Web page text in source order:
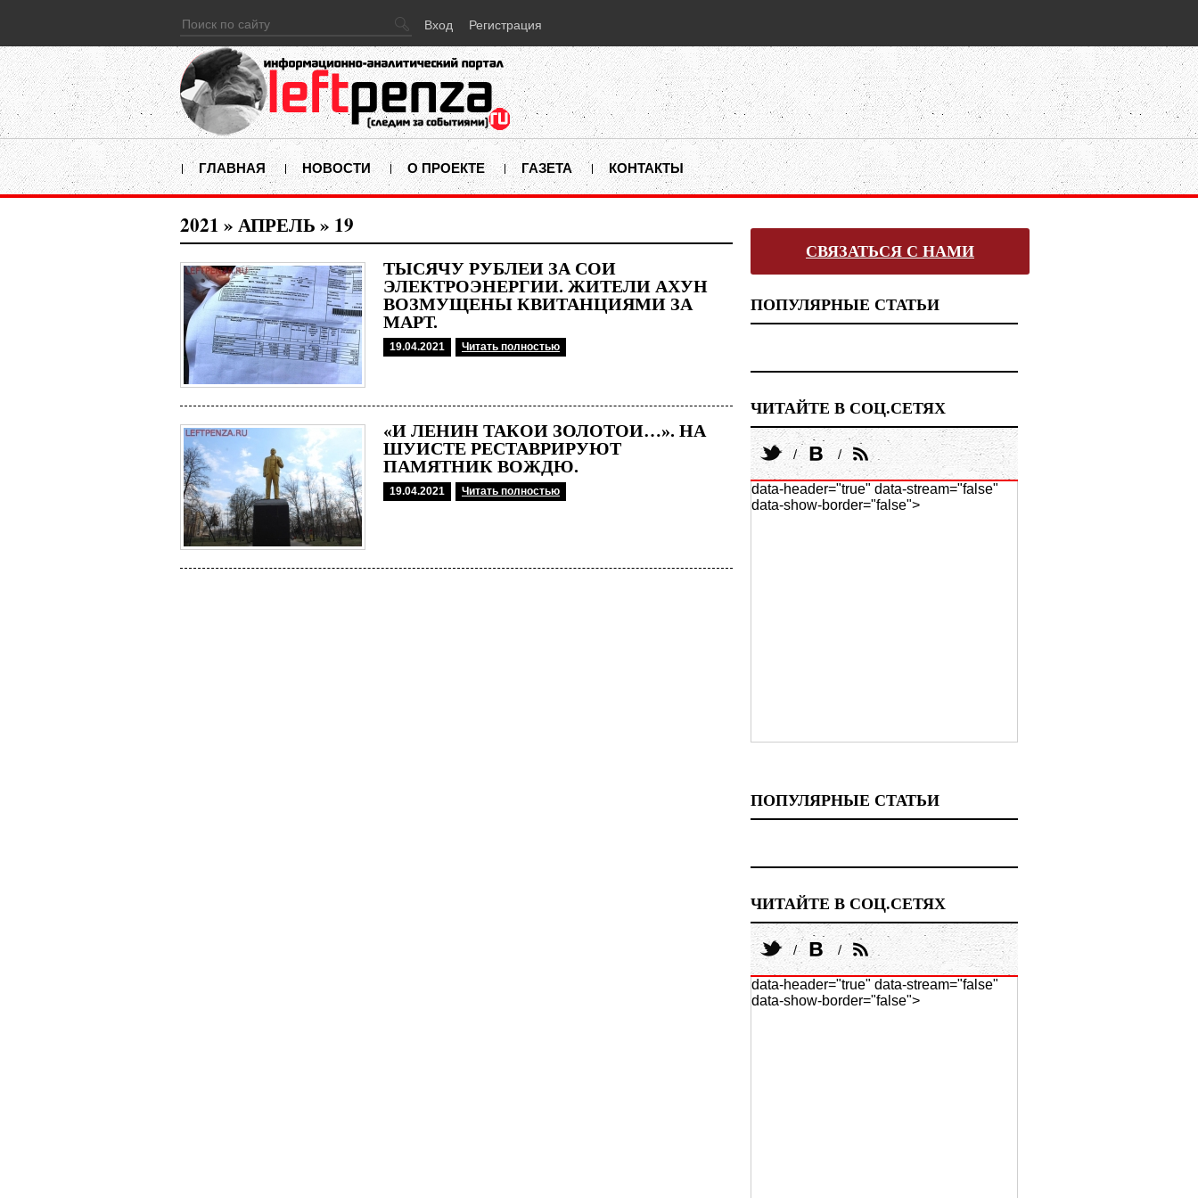
Вход Регистрация
ГЛАВНАЯ НОВОСТИ О ПРОЕКТЕ ГАЗЕТА КОНТАКТЫ
2021 » АПРЕЛЬ » 19
ТЫСЯЧУ РУБЛЕЙ ЗА СОИ
ЭЛЕКТРОЭНЕРГИИ. ЖИТЕЛИ АХУН
ВОЗМУЩЕНЫ КВИТАНЦИЯМИ ЗА
МАРТ.
19.04.2021 Читать полностью
«И ЛЕНИН ТАКОЙ ЗОЛОТОЙ…». НА
ШУИСТЕ РЕСТАВРИРУЮТ
ПАМЯТНИК ВОЖДЮ.
19.04.2021 Читать полностью
СВЯЗАТЬСЯ С НАМИ
ПОПУЛЯРНЫЕ СТАТЬИ
ЧИТАЙТЕ В СОЦ.СЕТЯХ
data-header="true" data-stream="false"
data-show-border="false">
ПОПУЛЯРНЫЕ СТАТЬИ
ЧИТАЙТЕ В СОЦ.СЕТЯХ
data-header="true" data-stream="false"
data-show-border="false">